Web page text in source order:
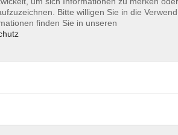
Bitte willigen Sie in die
finden Sie in unseren